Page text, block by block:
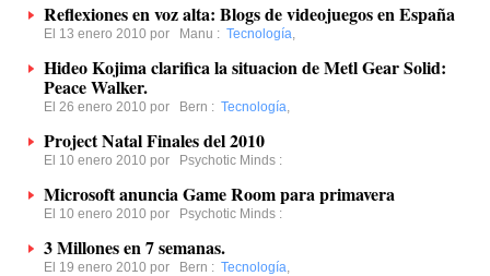
Reflexiones en voz alta: Blogs de videojuegos en España
El 13 enero 2010 por Manu : Tecnología,
Hideo Kojima clarifica la situacion de Metl Gear Solid:
Peace Walker.
El 26 enero 2010 por Bern : Tecnología,
Project Natal Finales del 2010
El 10 enero 2010 por Psychotic Minds :
Microsoft anuncia Game Room para primavera
El 10 enero 2010 por Psychotic Minds :
3 Millones en 7 semanas.
El 19 enero 2010 por Bern : Tecnología,